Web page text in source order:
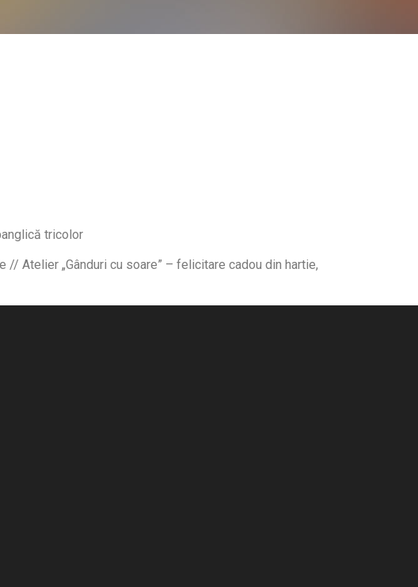
tricolor
Atelier „Gânduri cu soare” – felicitare cadou din hartie,